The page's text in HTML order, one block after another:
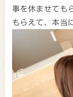
事を休ませても
もらえて、本当